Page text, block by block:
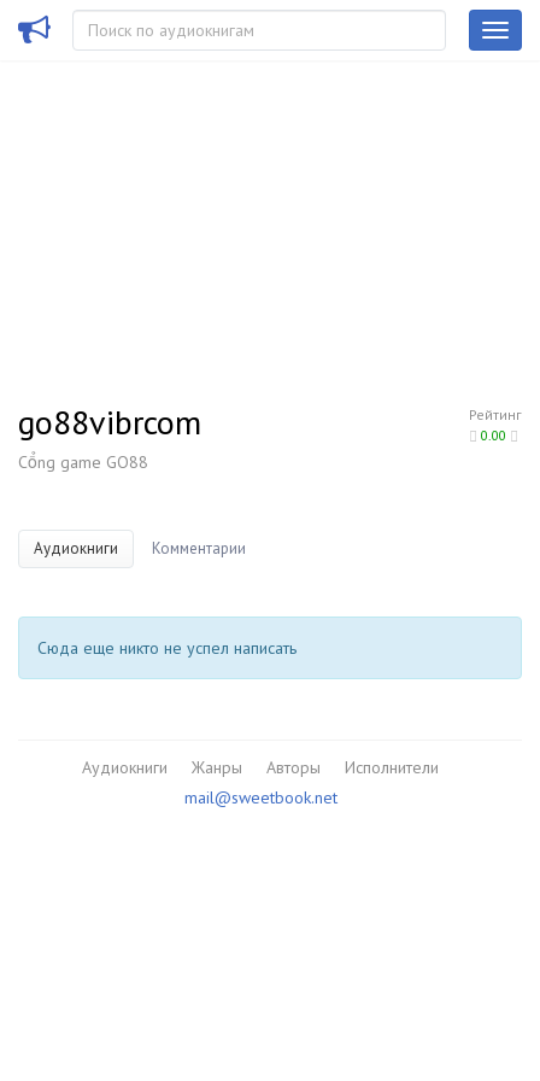
Рейтинг
0.00
go88vibrcom
Cổng game GO88
Аудиокниги Комментарии
Сюда еще никто не успел написать
Аудиокниги Жанры Авторы
Исполнители
mail@sweetbook.net